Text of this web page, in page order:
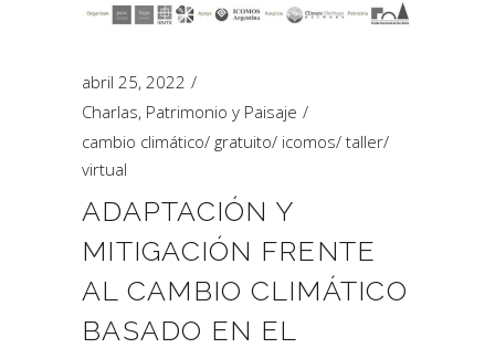
abril 25, 2022
Charlas, Patrimonio y Paisaje
cambio climático/ gratuito/ icomos/ taller/
virtual
ADAPTACIÓN Y
MITIGACIÓN FRENTE
AL CAMBIO CLIMÁTICO
BASADO EN EL